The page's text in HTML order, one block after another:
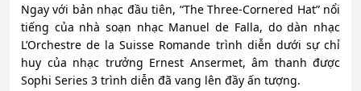
Ngay với bản nhạc đầu tiên, “The Three-Cornered Hat” nổi
tiếng của nhà soạn nhạc Manuel de Falla, do dàn nhạc
L’Orchestre de la Suisse Romande trình diễn dưới sự chỉ
huy của nhạc trưởng Ernest Ansermet, âm thanh được
Sophi Series 3 trình diễn đã vang lên đầy ấn tượng.